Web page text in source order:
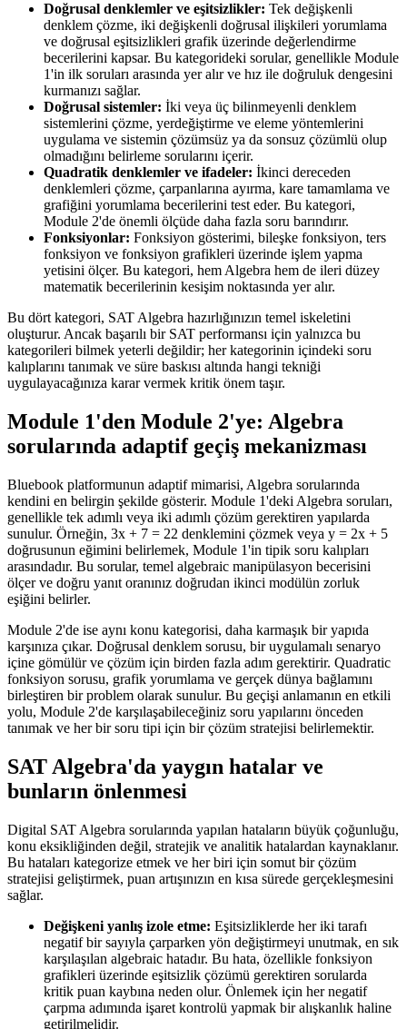
Doğrusal denklemler ve eşitsizlikler: Tek değişkenli
denklem çözme, iki değişkenli doğrusal ilişkileri yorumlama
ve doğrusal eşitsizlikleri grafik üzerinde değerlendirme
becerilerini kapsar. Bu kategorideki sorular, genellikle Module
1'in ilk soruları arasında yer alır ve hız ile doğruluk dengesini
kurmanızı sağlar.
Doğrusal sistemler: İki veya üç bilinmeyenli denklem
sistemlerini çözme, yerdeğiştirme ve eleme yöntemlerini
uygulama ve sistemin çözümsüz ya da sonsuz çözümlü olup
olmadığını belirleme sorularını içerir.
Quadratik denklemler ve ifadeler: İkinci dereceden
denklemleri çözme, çarpanlarına ayırma, kare tamamlama ve
grafiğini yorumlama becerilerini test eder. Bu kategori,
Module 2'de önemli ölçüde daha fazla soru barındırır.
Fonksiyonlar: Fonksiyon gösterimi, bileşke fonksiyon, ters
fonksiyon ve fonksiyon grafikleri üzerinde işlem yapma
yetisini ölçer. Bu kategori, hem Algebra hem de ileri düzey
matematik becerilerinin kesişim noktasında yer alır.
Bu dört kategori, SAT Algebra hazırlığınızın temel iskeletini
oluşturur. Ancak başarılı bir SAT performansı için yalnızca bu
kategorileri bilmek yeterli değildir; her kategorinin içindeki soru
kalıplarını tanımak ve süre baskısı altında hangi tekniği
uygulayacağınıza karar vermek kritik önem taşır.
Module 1'den Module 2'ye: Algebra
sorularında adaptif geçiş mekanizması
Bluebook platformunun adaptif mimarisi, Algebra sorularında
kendini en belirgin şekilde gösterir. Module 1'deki Algebra soruları,
genellikle tek adımlı veya iki adımlı çözüm gerektiren yapılarda
sunulur. Örneğin, 3x + 7 = 22 denklemini çözmek veya y = 2x + 5
doğrusunun eğimini belirlemek, Module 1'in tipik soru kalıpları
arasındadır. Bu sorular, temel algebraic manipülasyon becerisini
ölçer ve doğru yanıt oranınız doğrudan ikinci modülün zorluk
eşiğini belirler.
Module 2'de ise aynı konu kategorisi, daha karmaşık bir yapıda
karşınıza çıkar. Doğrusal denklem sorusu, bir uygulamalı senaryo
içine gömülür ve çözüm için birden fazla adım gerektirir. Quadratic
fonksiyon sorusu, grafik yorumlama ve gerçek dünya bağlamını
birleştiren bir problem olarak sunulur. Bu geçişi anlamanın en etkili
yolu, Module 2'de karşılaşabileceğiniz soru yapılarını önceden
tanımak ve her bir soru tipi için bir çözüm stratejisi belirlemektir.
SAT Algebra'da yaygın hatalar ve
bunların önlenmesi
Digital SAT Algebra sorularında yapılan hataların büyük çoğunluğu,
konu eksikliğinden değil, stratejik ve analitik hatalardan kaynaklanır.
Bu hataları kategorize etmek ve her biri için somut bir çözüm
stratejisi geliştirmek, puan artışınızın en kısa sürede gerçekleşmesini
sağlar.
Değişkeni yanlış izole etme: Eşitsizliklerde her iki tarafı
negatif bir sayıyla çarparken yön değiştirmeyi unutmak, en sık
karşılaşılan algebraic hatadır. Bu hata, özellikle fonksiyon
grafikleri üzerinde eşitsizlik çözümü gerektiren sorularda
kritik puan kaybına neden olur. Önlemek için her negatif
çarpma adımında işaret kontrolü yapmak bir alışkanlık haline
getirilmelidir.